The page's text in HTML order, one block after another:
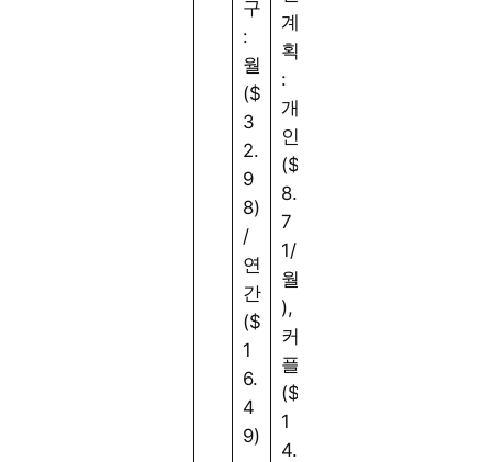
구
:
월
($
3
2.
9
8)
/
연
간
($
1
6.
4
9)
계
획
:
개
인
($
8.
7
1/
월
),
커
플
($
1
4.